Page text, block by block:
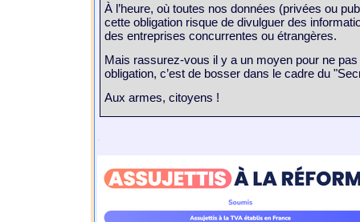
À l’heure, où toutes nos données (privées ou
cette obligation risque de divulguer des
des entreprises concurrentes ou étrangères.
Mais rassurez-vous il y a un moyen pour ne
obligation, c’est de bosser dans le cadre du
Aux armes, citoyens !
.